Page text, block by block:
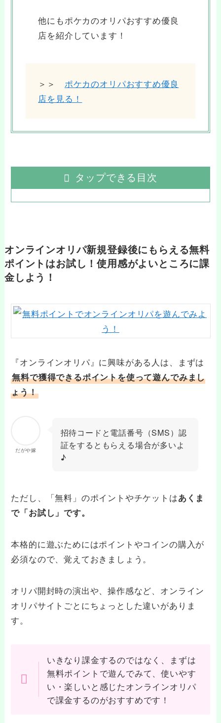
他にもポケカのオリパおすすめ優良
店を紹介しています！
＞＞ ポケカのオリパおすすめ優良
店を見る！
タップできる目次
オンラインオリパ新規登録後にもらえる無料
ポイントはお試し！使用感がよいところに課
金しよう！
『オンラインオリパ』に興味がある人は、まずは
無料で獲得できるポイントを使って遊んでみまし
ょう！
だがや嫁
招待コードと電話番号（SMS）認
証をするともらえる場合が多いよ
♪
ただし、「無料」のポイントやチケットはあくま
で「お試し」です。
本格的に遊ぶためにはポイントやコインの購入が
必須なので、覚えておきましょう。
オリパ開封時の演出や、操作感など、オンライン
オリパサイトごとにちょっとした違いがありま
す。
いきなり課金するのではなく、まずは
無料ポイントで遊んでみて、使いやす
い・楽しいと感じたオンラインオリパ
で課金するのがおすすめです！